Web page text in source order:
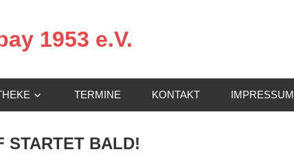
1953 e.V.
TERMINE KONTAKT IMPRESSUM
STARTET BALD!